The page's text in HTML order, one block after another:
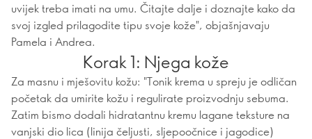
uvijek treba imati na umu. Čitajte dalje i doznajte kako da
svoj izgled prilagodite tipu svoje kože", objašnjavaju
Pamela i Andrea.
Korak 1: Njega kože
Za masnu i mješovitu kožu: "Tonik krema u spreju je odličan
početak da umirite kožu i regulirate proizvodnju sebuma.
Zatim bismo dodali hidratantnu kremu lagane teksture na
vanjski dio lica (linija čeljusti, sljepoočnice i jagodice)